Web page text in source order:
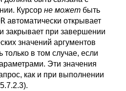
Курсор не может быть
автоматически открывает
закрывает при завершении
значений аргументов
только в том случае, если
Эти значения
как и при выполнении
).